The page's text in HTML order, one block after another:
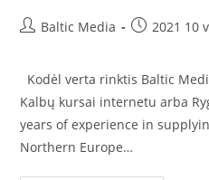
PostBaltic Media
Post2021 10
Kodėl verta rinktis Baltic
Kalbų kursai internetu arba
years of experience in
Northern Europe…